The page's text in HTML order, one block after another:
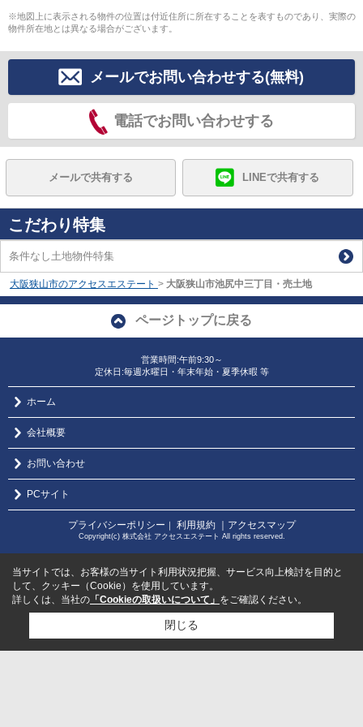
※地図上に表示される物件の位置は付近住所に所在することを表すものであり、実際の
物件所在地とは異なる場合がございます。
メールでお問い合わせする(無料)
電話でお問い合わせする
メールで共有する LINEで共有する
こだわり特集
条件なし土地物件特集
大阪狭山市のアクセスエステート > 大阪狭山市池尻中三丁目・売土地
ページトップに戻る
営業時間:午前9:30～
定休日:毎週水曜日・年末年始・夏季休暇 等
ホーム
会社概要
お問い合わせ
PCサイト
プライバシーポリシー ｜ 利用規約 ｜アクセスマップ
Copyright(c) 株式会社 アクセスエステート All rights reserved.
当サイトでは、お客様の当サイト利用状況把握、サービス向上検討を目的と
して、クッキー（Cookie）を使用しています。
詳しくは、当社の 「Cookieの取扱いについて」 をご確認ください。
閉じる